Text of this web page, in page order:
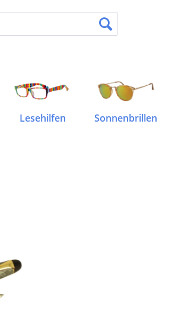
Lesehilfen Sonnenbrillen